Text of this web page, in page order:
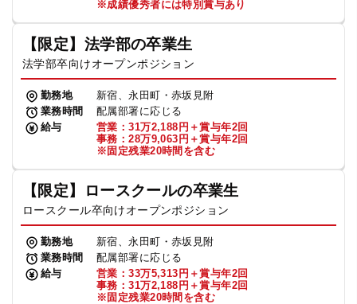
※成績優秀者には特別賞与あり
【限定】法学部の卒業生
法学部卒向けオープンポジション
勤務地
新宿、永田町・赤坂見附
業務時間
配属部署に応じる
給与
営業：31万2,188円＋賞与年2回
事務：28万9,063円＋賞与年2回
※固定残業20時間を含む
【限定】ロースクールの卒業生
ロースクール卒向けオープンポジション
勤務地
新宿、永田町・赤坂見附
業務時間
配属部署に応じる
給与
営業：33万5,313円＋賞与年2回
事務：31万2,188円＋賞与年2回
※固定残業20時間を含む